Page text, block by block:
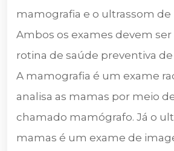
mamografia e o ultrassom de
Ambos os exames devem
rotina de saúde preventiva
A mamografia é um exame
analisa as mamas por meio
chamado mamógrafo. Já o
mamas é um exame de